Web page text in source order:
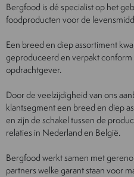
Bergfood is dé specialist op het
foodproducten voor de
Een breed en diep assortiment
geproduceerd en verpakt
opdrachtgever.
Door de veelzijdigheid van ons
klantsegment een breed en diep
en zijn de schakel tussen de
relaties in Nederland en België.
Bergfood werkt samen met
partners welke garant staan voor